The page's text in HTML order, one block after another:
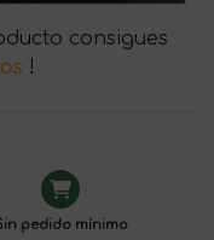
consigues
!
pedido mínimo